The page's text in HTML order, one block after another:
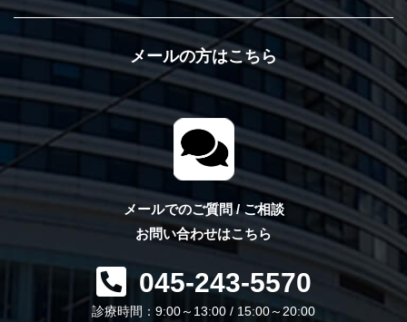
メールの方はこちら
メールでのご質問 / ご相談
お問い合わせはこちら
045-243-5570
診療時間：9:00～13:00 / 15:00～20:00